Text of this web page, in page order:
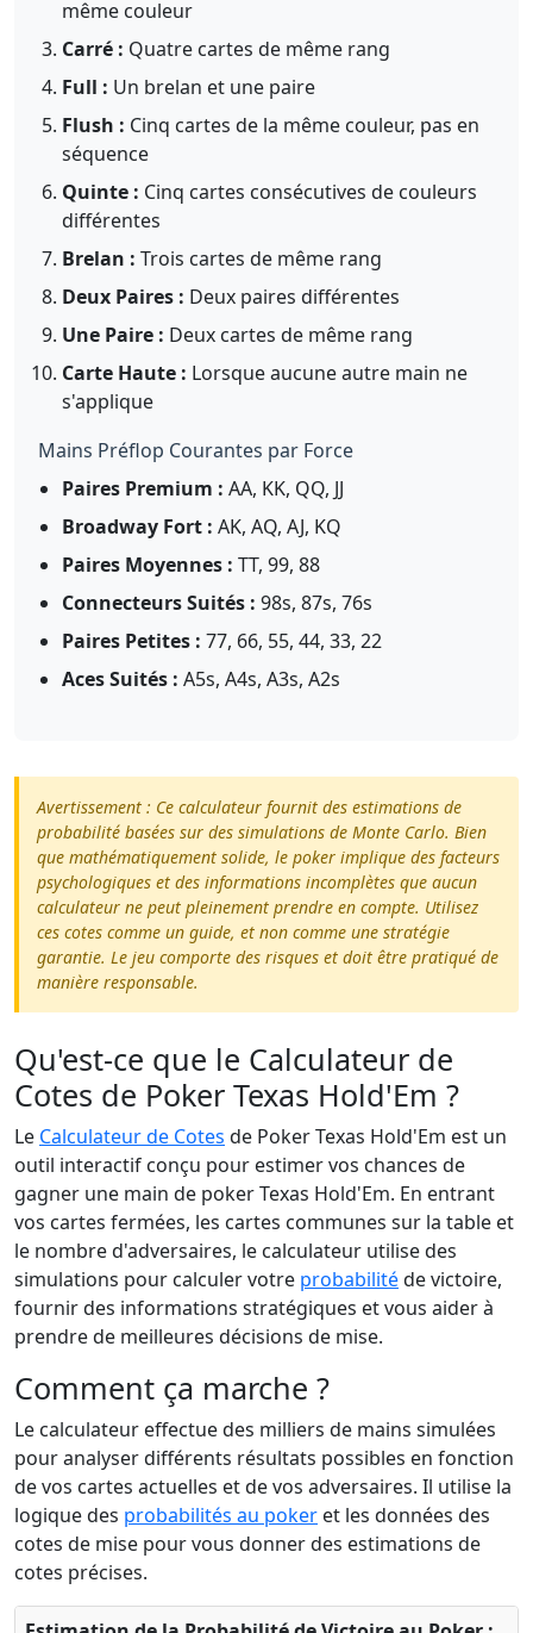
même couleur
Carré : Quatre cartes de même rang
Full : Un brelan et une paire
Flush : Cinq cartes de la même couleur, pas en
séquence
Quinte : Cinq cartes consécutives de couleurs
différentes
Brelan : Trois cartes de même rang
Deux Paires : Deux paires différentes
Une Paire : Deux cartes de même rang
Carte Haute : Lorsque aucune autre main ne
s'applique
Mains Préflop Courantes par Force
Paires Premium : AA, KK, QQ, JJ
Broadway Fort : AK, AQ, AJ, KQ
Paires Moyennes : TT, 99, 88
Connecteurs Suités : 98s, 87s, 76s
Paires Petites : 77, 66, 55, 44, 33, 22
Aces Suités : A5s, A4s, A3s, A2s
Avertissement : Ce calculateur fournit des estimations de
probabilité basées sur des simulations de Monte Carlo. Bien
que mathématiquement solide, le poker implique des facteurs
psychologiques et des informations incomplètes que aucun
calculateur ne peut pleinement prendre en compte. Utilisez
ces cotes comme un guide, et non comme une stratégie
garantie. Le jeu comporte des risques et doit être pratiqué de
manière responsable.
Qu'est-ce que le Calculateur de
Cotes de Poker Texas Hold'Em ?
Le Calculateur de Cotes de Poker Texas Hold'Em est un
outil interactif conçu pour estimer vos chances de
gagner une main de poker Texas Hold'Em. En entrant
vos cartes fermées, les cartes communes sur la table et
le nombre d'adversaires, le calculateur utilise des
simulations pour calculer votre probabilitéde victoire,
fournir des informations stratégiques et vous aider à
prendre de meilleures décisions de mise.
Comment ça marche ?
Le calculateur effectue des milliers de mains simulées
pour analyser différents résultats possibles en fonction
de vos cartes actuelles et de vos adversaires. Il utilise la
logique des probabilités au poker et les données des
cotes de mise pour vous donner des estimations de
cotes précises.